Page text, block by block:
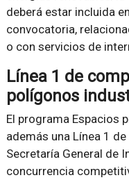
deberá estar incluida
convocatoria,
o con servicios de
Línea 1 de
polígonos
El programa Espacios
además una Línea 1
Secretaría General de
concurrencia